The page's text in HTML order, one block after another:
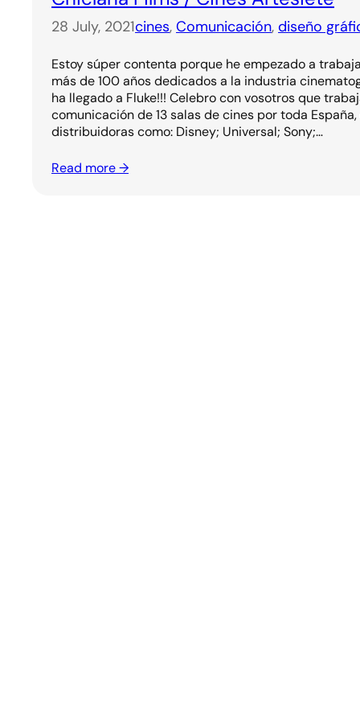
28 July, 2021cines, Comunicación, diseño
Estoy súper contenta porque he empezado a
más de 100 años dedicados a la industria
ha llegado a Fluke!!! Celebro con vosotros que
comunicación de 13 salas de cines por toda
distribuidoras como: Disney; Universal; Sony;…
Read more →